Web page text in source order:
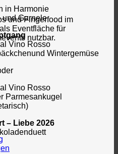
und Fingerfood im
Eventfläche für
nutzbar.
in Harmonie
und Garnele
Vino Rosso
Wintergemüse
Vino Rosso
Parmesankugel
– Liebe 2026